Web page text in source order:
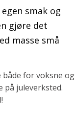
smak og
gjøre det
masse små
både for voksne og
på juleverksted.